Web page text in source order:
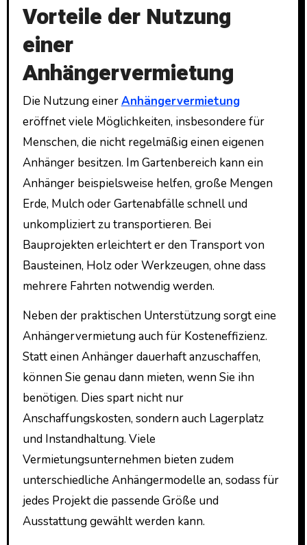
Vorteile der Nutzung
einer
Anhängervermietung
Die Nutzung einerAnhängervermietung
eröffnet viele Möglichkeiten, insbesondere für
Menschen, die nicht regelmäßig einen eigenen
Anhänger besitzen. Im Gartenbereich kann ein
Anhänger beispielsweise helfen, große Mengen
Erde, Mulch oder Gartenabfälle schnell und
unkompliziert zu transportieren. Bei
Bauprojekten erleichtert er den Transport von
Bausteinen, Holz oder Werkzeugen, ohne dass
mehrere Fahrten notwendig werden.
Neben der praktischen Unterstützung sorgt eine
Anhängervermietung auch für Kosteneffizienz.
Statt einen Anhänger dauerhaft anzuschaffen,
können Sie genau dann mieten, wenn Sie ihn
benötigen. Dies spart nicht nur
Anschaffungskosten, sondern auch Lagerplatz
und Instandhaltung. Viele
Vermietungsunternehmen bieten zudem
unterschiedliche Anhängermodelle an, sodass für
jedes Projekt die passende Größe und
Ausstattung gewählt werden kann.